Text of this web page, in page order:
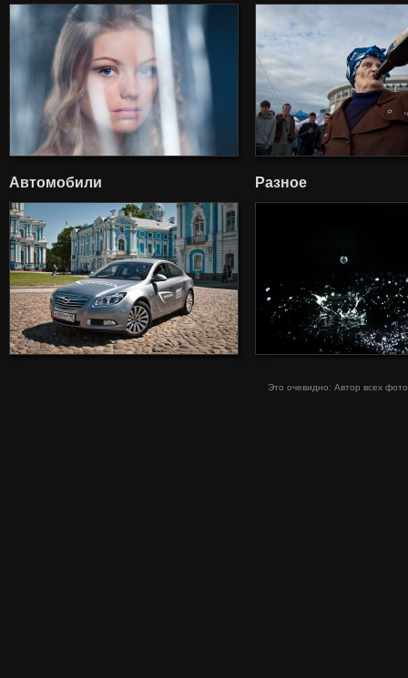
Автомобили Разное
Это очевидно: Автор всех